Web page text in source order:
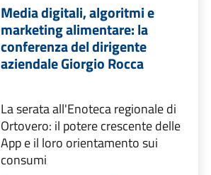
Media digitali, algoritmi e
marketing alimentare: la
conferenza del dirigente
aziendale Giorgio Rocca
La serata all'Enoteca regionale di
Ortovero: il potere crescente delle
App e il loro orientamento sui
consumi